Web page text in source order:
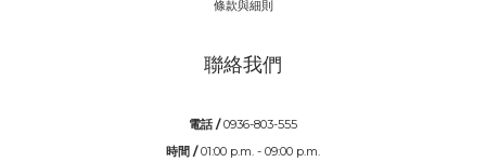
條款與細則
聯絡我們
電話 /0936-803-555
時間 /01:00 p.m. - 09:00 p.m.